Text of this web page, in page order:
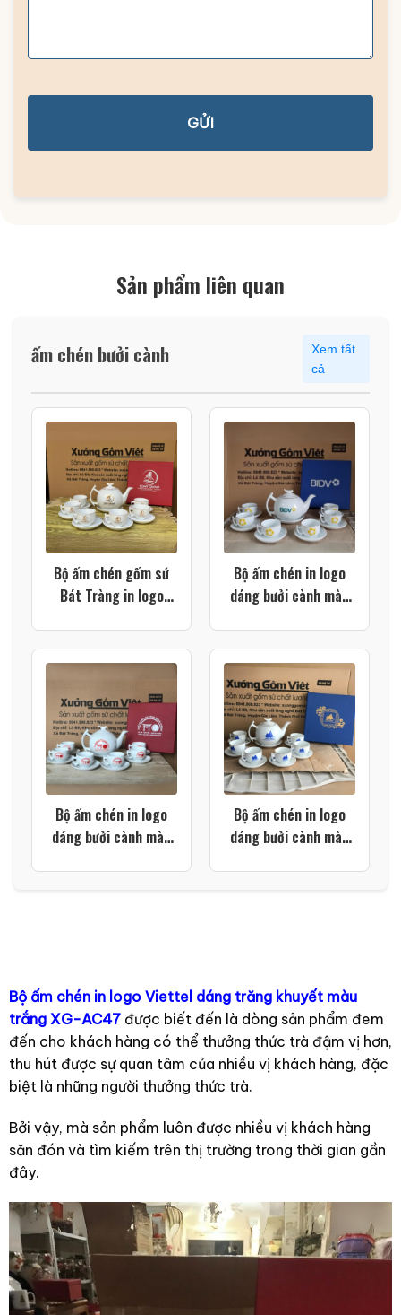
GỬI
Sản phẩm liên quan
ấm chén bưởi cành
Xem tất
cả
Bộ ấm chén gốm sứ
Bát Tràng in logo
Bộ ấm chén in logo
dáng bưởi cành màu
Bộ ấm chén in logo
dáng bưởi cành màu
Bộ ấm chén in logo
dáng bưởi cành màu
Bộ ấm chén in logo Viettel dáng trăng khuyết màu
trắng XG-AC47được biết đến là dòng sản phẩm đem
đến cho khách hàng có thể thưởng thức trà đậm vị hơn,
thu hút được sự quan tâm của nhiều vị khách hàng, đặc
biệt là những người thưởng thức trà.
Bởi vậy, mà sản phẩm luôn được nhiều vị khách hàng
săn đón và tìm kiếm trên thị trường trong thời gian gần
đây.